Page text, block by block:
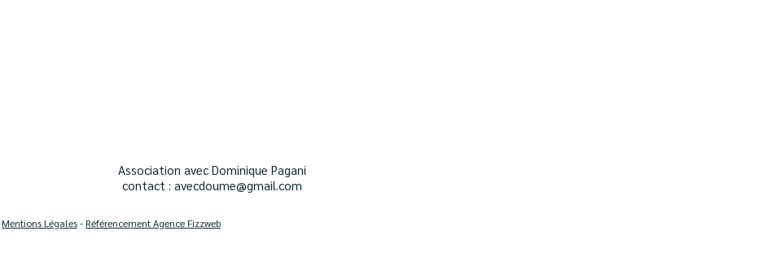
Association avec Dominique Pagani
contact : avecdoume@gmail.com
Mentions Légales- Référencement Agence Fizzweb